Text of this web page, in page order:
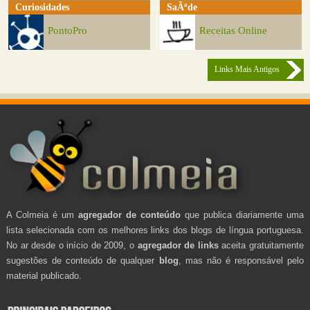
Curiosidades
PontoPro
SaÃºde
Receitas Online
Links Mais Antigos
A Colmeia é um agregador de conteúdo que publica diariamente uma
lista selecionada com os melhores links dos blogs de língua portuguesa.
No ar desde o início de 2009, o agregador de linksaceita gratuitamente
sugestões de conteúdo de qualquer blog , mas não é responsável pelo
material publicado.